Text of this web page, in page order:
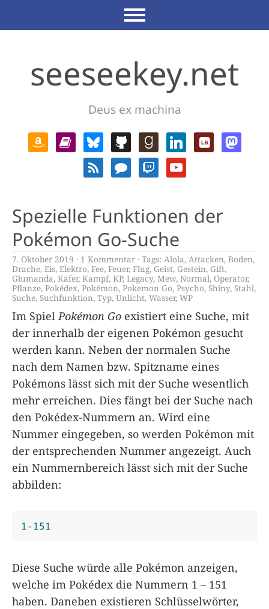
seeseekey.net
Deus ex machina
Spezielle Funktionen der
Pokémon Go-Suche
7. Oktober 2019 1 Kommentar Tags: Alola, Attacken, Boden,
Drache, Eis, Elektro, Fee, Feuer, Flug,Geist, Gestein, Gift,
Glumanda, Käfer, Kampf, KP, Legacy, Mew, Normal, Operator,
Pflanze, Pokédex, Pokémon, Pokemon Go, Psycho, Shiny, Stahl,
Suche, Suchfunktion, Typ, Unlicht, Wasser, WP
Im Spiel Pokémon Go existiert eine Suche, mit
der innerhalb der eigenen Pokémon gesucht
werden kann. Neben der normalen Suche
nach dem Namen bzw. Spitzname eines
Pokémons lässt sich mit der Suche wesentlich
mehr erreichen. Dies fängt bei der Suche nach
den Pokédex-Nummern an. Wird eine
Nummer eingegeben, so werden Pokémon mit
der entsprechenden Nummer angezeigt. Auch
ein Nummernbereich lässt sich mit der Suche
abbilden:
1-151
Diese Suche würde alle Pokémon anzeigen,
welche im Pokédex die Nummern 1 – 151
haben. Daneben existieren Schlüsselwörter,